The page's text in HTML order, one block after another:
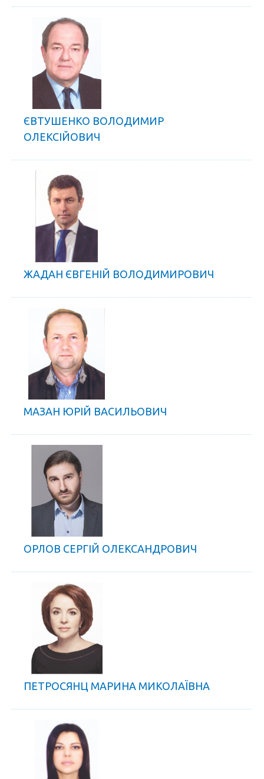
ЄВТУШЕНКО ВОЛОДИМИР
ОЛЕКСІЙОВИЧ
ЖАДАН ЄВГЕНІЙ ВОЛОДИМИРОВИЧ
МАЗАН ЮРІЙ ВАСИЛЬОВИЧ
ОРЛОВ СЕРГІЙ ОЛЕКСАНДРОВИЧ
ПЕТРОСЯНЦ МАРИНА МИКОЛАЇВНА